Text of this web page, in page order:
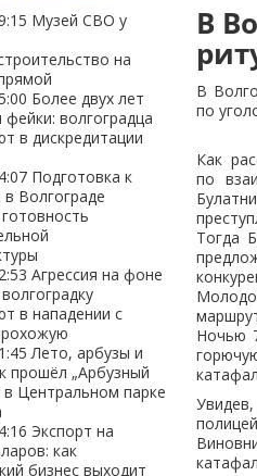
Музей СВО у
на
Более двух лет
фейки: волгоградца
в дискредитации
Подготовка к
в Волгограде
Агрессия на фоне
в нападении с
Лето, арбузы и
прошёл „Арбузный
в Центральном парке
Экспорт на
как
бизнес выходит
В
В
по
Как
по
Тогда
Ночью